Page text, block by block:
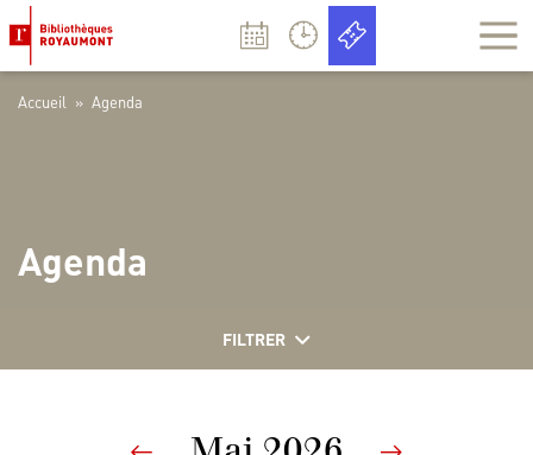
Accueil » Agenda
Agenda
FILTRER
Panneau de gestion des cookies